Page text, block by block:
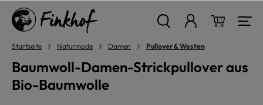
springen
Startseite Naturmode Damen Pullover & Westen
Baumwoll-Damen-Strickpullover aus
Bio-Baumwolle